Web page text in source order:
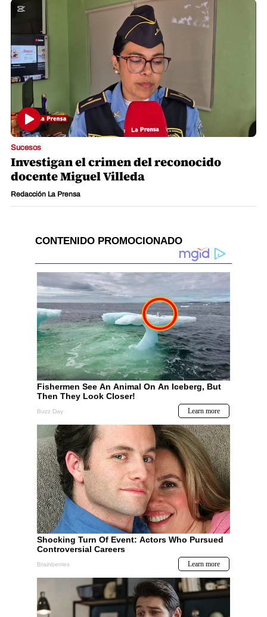
Sucesos
Investigan el crimen del reconocido
docente Miguel Villeda
Redacción La Prensa